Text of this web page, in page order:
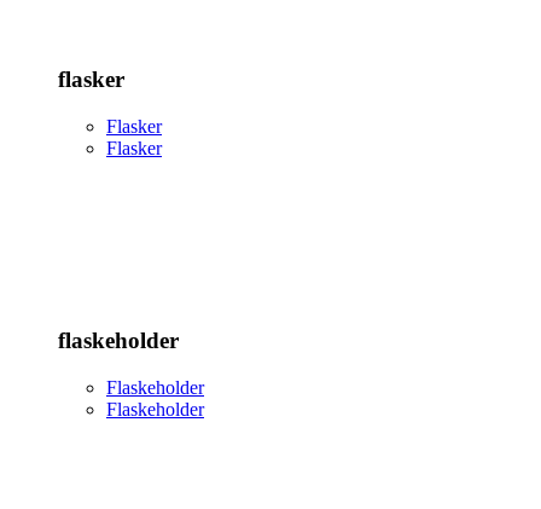
flasker
Flasker
Flasker
flaskeholder
Flaskeholder
Flaskeholder